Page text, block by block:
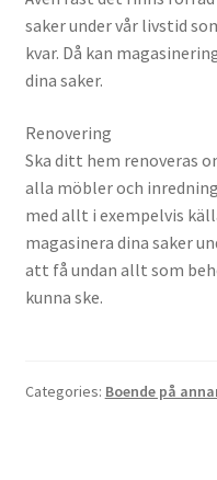
saker under vår livstid
kvar. Då kan
dina saker.
Renovering
Ska ditt hem renoveras
alla möbler och
med allt i exempelvis
magasinera dina saker
att få undan allt som
kunna ske.
Categories: Boende på